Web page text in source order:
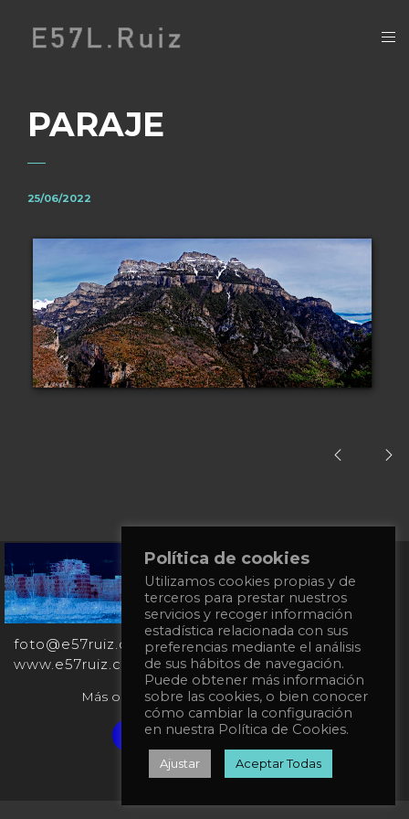
PARAJE
25/06/2022
651
862
863
foto@e57ruiz.com
www.e57ruiz.com
Más obras en la galería virtual Singulart:
Verified artist on Singulart
Política de privacidad
Política de Cookies
Política de cookies
Utilizamos cookies propias y de
terceros para prestar nuestros
servicios y recoger información
estadística relacionada con sus
preferencias mediante el análisis
de sus hábitos de navegación.
Puede obtener más información
sobre las cookies, o bien conocer
cómo cambiar la configuración
en nuestra Política de Cookies.
Ajustar Aceptar Todas